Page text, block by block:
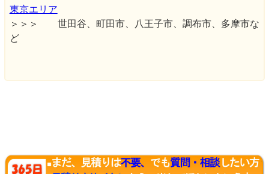
東京エリア
＞＞＞ 世田谷、町田市、八王子市、調布市、多摩市な
ど